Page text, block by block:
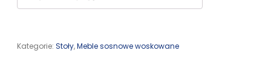
Kategorie: Stoły,Meble sosnowe woskowane